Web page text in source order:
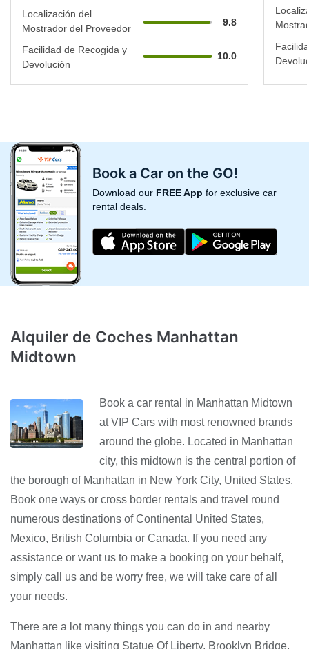
Localización del
Mostrador del Proveedor
9.8
Facilidad de Recogida y
Devolución
10.0
Book a Car on the GO!
Download our FREE App for exclusive car
rental deals.
Alquiler de Coches Manhattan
Midtown
Book a car rental in Manhattan Midtown
at VIP Cars with most renowned brands
around the globe. Located in Manhattan
city, this midtown is the central portion of
the borough of Manhattan in New York City, United States.
Book one ways or cross border rentals and travel round
numerous destinations of Continental United States,
Mexico, British Columbia or Canada. If you need any
assistance or want us to make a booking on your behalf,
simply call us and be worry free, we will take care of all
your needs.
There are a lot many things you can do in and nearby
Manhattan like visiting Statue Of Liberty, Brooklyn Bridge,